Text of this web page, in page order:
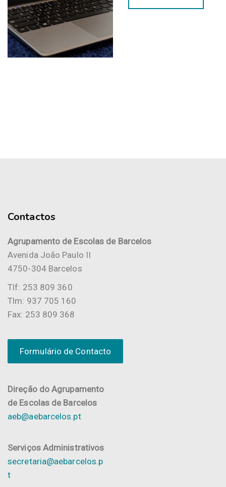
Contactos
Agrupamento de Escolas de Barcelos
Avenida João Paulo II
4750-304 Barcelos
Tlf: 253 809 360
Tlm: 937 705 160
Fax: 253 809 368
Formulário de Contacto
Direção do Agrupamento
de Escolas de Barcelos
aeb@aebarcelos.pt
Serviços Administrativos
secretaria@aebarcelos.p
t